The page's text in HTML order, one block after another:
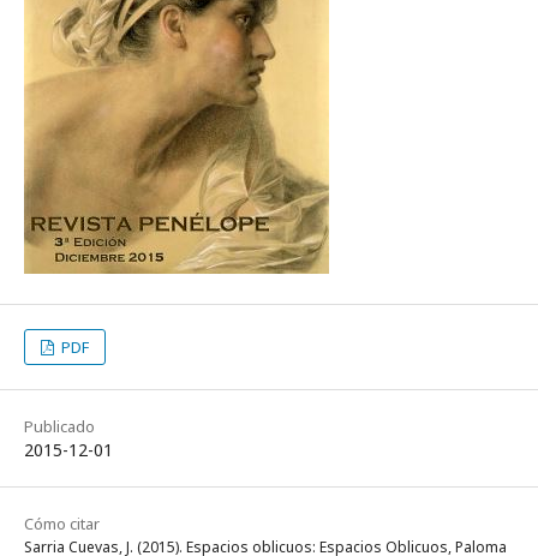
PDF
Publicado
2015-12-01
Cómo citar
Sarria Cuevas, J. (2015). Espacios oblicuos: Espacios Oblicuos, Paloma